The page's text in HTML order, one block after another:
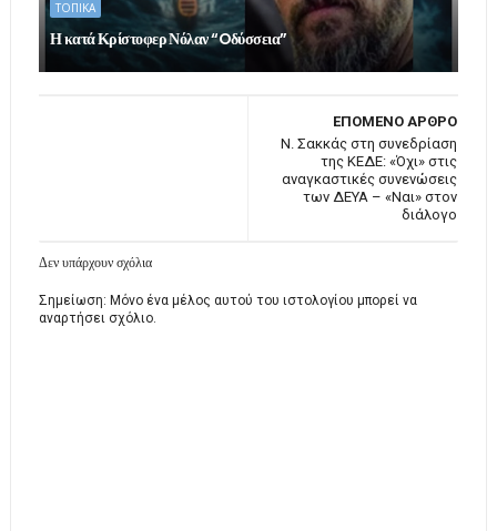
ΤΟΠΙΚΑ
Η κατά Κρίστοφερ Νόλαν “Oδύσσεια”
ΕΠΟΜΕΝΟ ΑΡΘΡΟ
Ν. Σακκάς στη συνεδρίαση
της ΚΕΔΕ: «Όχι» στις
αναγκαστικές συνενώσεις
των ΔΕΥΑ – «Ναι» στον
διάλογο
Δεν υπάρχουν σχόλια
Σημείωση: Μόνο ένα μέλος αυτού του ιστολογίου μπορεί να
αναρτήσει σχόλιο.